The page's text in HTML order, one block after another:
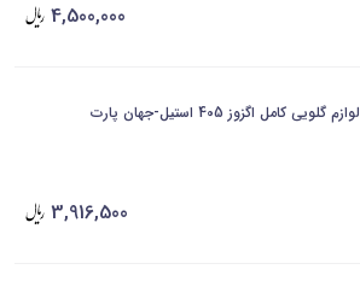
4,500,000
لوازم گلویی کامل اگزوز 405 استیل-جهان پارت
3,916,500